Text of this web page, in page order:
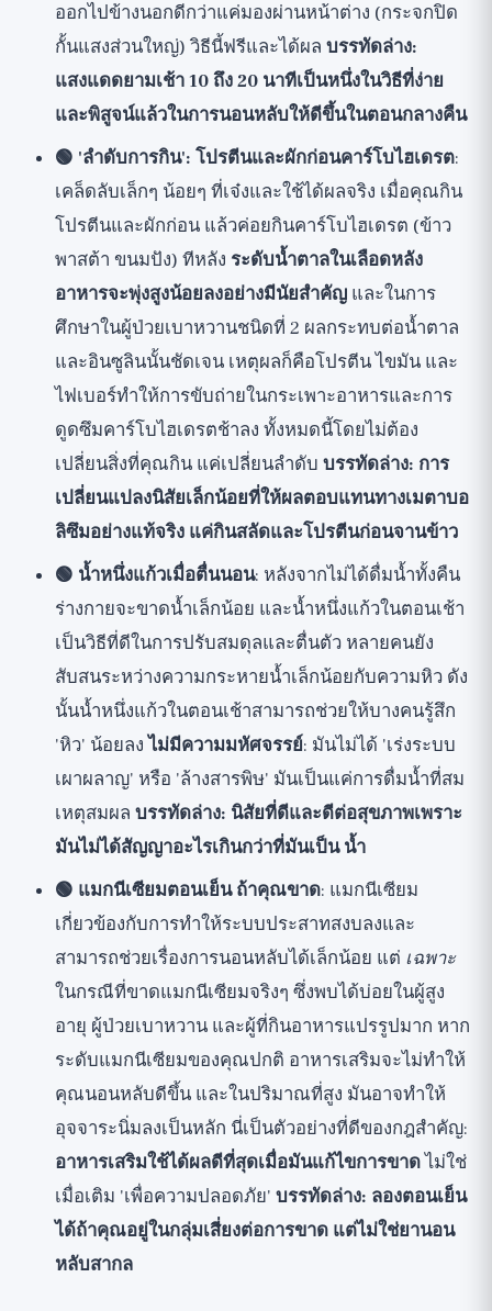
ออกไปข้างนอกดีกว่าแค่มองผ่านหน้าต่าง (กระจกปิด
กั้นแสงส่วนใหญ่) วิธีนี้ฟรีและได้ผล บรรทัดล่าง:
แสงแดดยามเช้า 10 ถึง 20 นาทีเป็นหนึ่งในวิธีที่ง่าย
และพิสูจน์แล้วในการนอนหลับให้ดีขึ้นในตอนกลางคืน
🟢 'ลำดับการกิน': โปรตีนและผักก่อนคาร์โบไฮเดรต:
เคล็ดลับเล็กๆ น้อยๆ ที่เจ๋งและใช้ได้ผลจริง เมื่อคุณกิน
โปรตีนและผักก่อน แล้วค่อยกินคาร์โบไฮเดรต (ข้าว
พาสต้า ขนมปัง) ทีหลัง ระดับน้ำตาลในเลือดหลัง
อาหารจะพุ่งสูงน้อยลงอย่างมีนัยสำคัญ และในการ
ศึกษาในผู้ป่วยเบาหวานชนิดที่ 2 ผลกระทบต่อน้ำตาล
และอินซูลินนั้นชัดเจน เหตุผลก็คือโปรตีน ไขมัน และ
ไฟเบอร์ทำให้การขับถ่ายในกระเพาะอาหารและการ
ดูดซึมคาร์โบไฮเดรตช้าลง ทั้งหมดนี้โดยไม่ต้อง
เปลี่ยนสิ่งที่คุณกิน แค่เปลี่ยนลำดับ บรรทัดล่าง: การ
เปลี่ยนแปลงนิสัยเล็กน้อยที่ให้ผลตอบแทนทางเมตาบอ
ลิซึมอย่างแท้จริง แค่กินสลัดและโปรตีนก่อนจานข้าว
🟢 น้ำหนึ่งแก้วเมื่อตื่นนอน: หลังจากไม่ได้ดื่มน้ำทั้งคืน
ร่างกายจะขาดน้ำเล็กน้อย และน้ำหนึ่งแก้วในตอนเช้า
เป็นวิธีที่ดีในการปรับสมดุลและตื่นตัว หลายคนยัง
สับสนระหว่างความกระหายน้ำเล็กน้อยกับความหิว ดัง
นั้นน้ำหนึ่งแก้วในตอนเช้าสามารถช่วยให้บางคนรู้สึก
'หิว' น้อยลงไม่มีความมหัศจรรย์: มันไม่ได้ 'เร่งระบบ
เผาผลาญ' หรือ 'ล้างสารพิษ' มันเป็นแค่การดื่มน้ำที่สม
เหตุสมผล บรรทัดล่าง: นิสัยที่ดีและดีต่อสุขภาพเพราะ
มันไม่ได้สัญญาอะไรเกินกว่าที่มันเป็น น้ำ
🟢 แมกนีเซียมตอนเย็น ถ้าคุณขาด: แมกนีเซียม
เกี่ยวข้องกับการทำให้ระบบประสาทสงบลงและ
สามารถช่วยเรื่องการนอนหลับได้เล็กน้อย แต่ เฉพาะ
ในกรณีที่ขาดแมกนีเซียมจริงๆ ซึ่งพบได้บ่อยในผู้สูง
อายุ ผู้ป่วยเบาหวาน และผู้ที่กินอาหารแปรรูปมาก หาก
ระดับแมกนีเซียมของคุณปกติ อาหารเสริมจะไม่ทำให้
คุณนอนหลับดีขึ้น และในปริมาณที่สูง มันอาจทำให้
อุจจาระนิ่มลงเป็นหลัก นี่เป็นตัวอย่างที่ดีของกฎสำคัญ:
อาหารเสริมใช้ได้ผลดีที่สุดเมื่อมันแก้ไขการขาดไม่ใช่
เมื่อเติม 'เพื่อความปลอดภัย' บรรทัดล่าง: ลองตอนเย็น
ได้ถ้าคุณอยู่ในกลุ่มเสี่ยงต่อการขาด แต่ไม่ใช่ยานอน
หลับสากล